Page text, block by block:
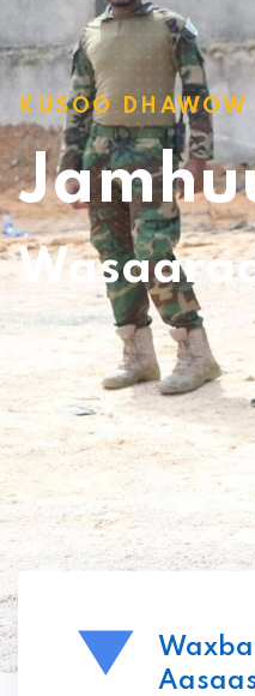
KUSOO DHAWOW